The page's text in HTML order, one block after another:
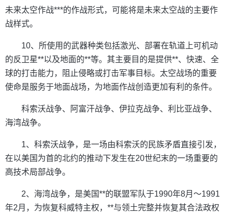
未来太空作战***的作战形式，可能将是未来太空战的主要作
战样式。
10、所使用的武器种类包括激光、部署在轨道上可机动
的反卫星**以及地面的**等。其主要目的是提供**、快速、全
球的打击能力，阻止侵略或打击军事目标。太空战场的重要
使命是服务于地面战场，为地面作战创造更加有利的条件。
科索沃战争、阿富汗战争、伊拉克战争、利比亚战争、
海湾战争。
1、科索沃战争，是一场由科索沃的民族矛盾直接引发，
在以美国为首的北约的推动下发生在20世纪末的一场重要的
高技术局部战争。
2、海湾战争，是美国**的联盟军队于1990年8月～1991
年2月，为恢复科威特主权，**与领土完整并恢复其合法政权